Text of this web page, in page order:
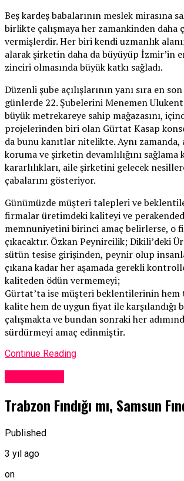
Beş kardeş babalarının meslek mirasına
birlikte çalışmaya her zamankinden daha
vermişlerdir. Her biri kendi uzmanlık
alarak şirketin daha da büyüyüp İzmir’in
zinciri olmasında büyük katkı sağladı.
Düzenli şube açılışlarının yanı sıra en
günlerde 22. Şubelerini Menemen
büyük metrekareye sahip mağazasını,
projelerinden biri olan Gürtat Kasap
da bunu kanıtlar nitelikte. Aynı
koruma ve şirketin devamlılığını sağlama
kararlılıkları, aile şirketini gelecek
çabalarını gösteriyor.
Günümüzde müşteri talepleri ve
firmalar üretimdeki kaliteyi ve
memnuniyetini birinci amaç belirlerse, o
çıkacaktır. Özkan Peynircilik; Dikili’deki
sütün tesise girişinden, peynir olup
çıkana kadar her aşamada gerekli
kaliteden ödün vermemeyi;
Gürtat’ta ise müşteri beklentilerinin hem
kalite hem de uygun fiyat ile karşılandığı
çalışmakta ve bundan sonraki her
sürdürmeyi amaç edinmiştir.
Continue Reading
Trabzon Fındığı mı, Samsun
Published
3 yıl ago
on